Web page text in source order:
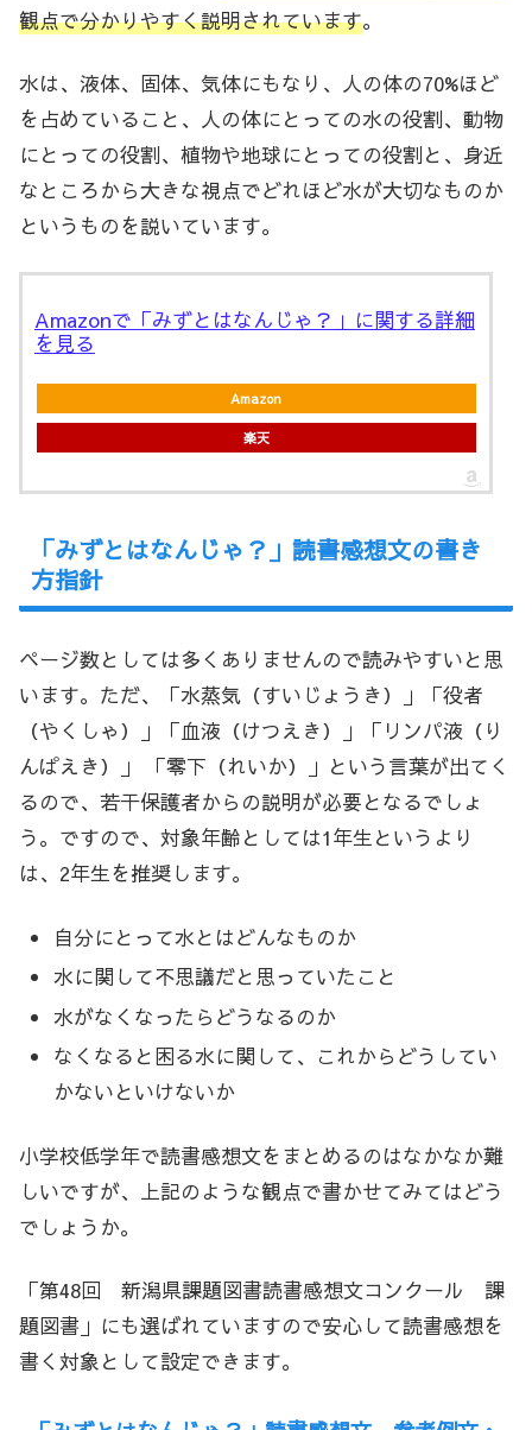
観点で分かりやすく説明されています。
水は、液体、固体、気体にもなり、人の体の70%ほど
を占めていること、人の体にとっての水の役割、動物
にとっての役割、植物や地球にとっての役割と、身近
なところから大きな視点でどれほど水が大切なものか
というものを説いています。
Amazonで「みずとはなんじゃ？」に関する詳細
を見る
Amazon
楽天
「みずとはなんじゃ？」読書感想文の書き
方指針
ページ数としては多くありませんので読みやすいと思
います。ただ、「水蒸気（すいじょうき）」「役者
（やくしゃ）」「血液（けつえき）」「リンパ液（り
んぱえき）」 「零下（れいか）」という言葉が出てく
るので、若干保護者からの説明が必要となるでしょ
う。ですので、対象年齢としては1年生というより
は、2年生を推奨します。
自分にとって水とはどんなものか
水に関して不思議だと思っていたこと
水がなくなったらどうなるのか
なくなると困る水に関して、これからどうしてい
かないといけないか
小学校低学年で読書感想文をまとめるのはなかなか難
しいですが、上記のような観点で書かせてみてはどう
でしょうか。
「第48回 新潟県課題図書読書感想文コンクール 課
題図書」にも選ばれていますので安心して読書感想を
書く対象として設定できます。